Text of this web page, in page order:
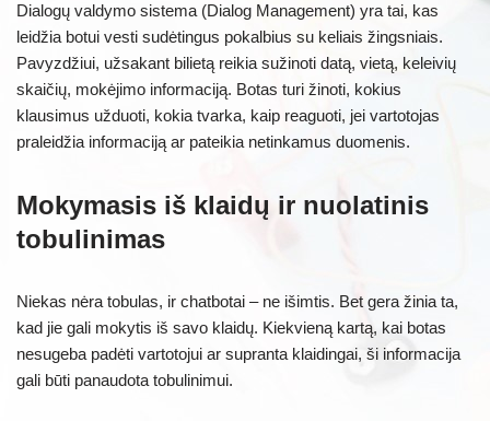
Dialogų valdymo sistema (Dialog Management) yra tai, kas
leidžia botui vesti sudėtingus pokalbius su keliais žingsniais.
Pavyzdžiui, užsakant bilietą reikia sužinoti datą, vietą, keleivių
skaičių, mokėjimo informaciją. Botas turi žinoti, kokius
klausimus užduoti, kokia tvarka, kaip reaguoti, jei vartotojas
praleidžia informaciją ar pateikia netinkamus duomenis.
Mokymasis iš klaidų ir nuolatinis
tobulinimas
Niekas nėra tobulas, ir chatbotai – ne išimtis. Bet gera žinia ta,
kad jie gali mokytis iš savo klaidų. Kiekvieną kartą, kai botas
nesugeba padėti vartotojui ar supranta klaidingai, ši informacija
gali būti panaudota tobulinimui.